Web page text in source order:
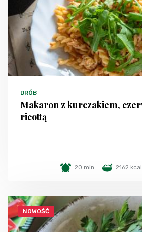
DRÓB
Makaron z kurczakiem,
ricottą
20 min. 2162 kcal
NOWOŚĆ